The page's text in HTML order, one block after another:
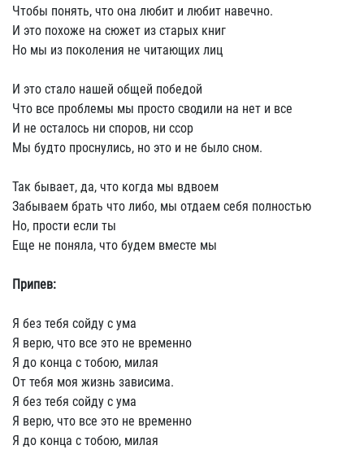
Чтобы понять, что она любит и любит навечно.
И это похоже на сюжет из старых книг
Но мы из поколения не читающих лиц
И это стало нашей общей победой
Что все проблемы мы просто сводили на нет и все
И не осталось ни споров, ни ссор
Мы будто проснулись, но это и не было сном.
Так бывает, да, что когда мы вдвоем
Забываем брать что либо, мы отдаем себя полностью
Но, прости если ты
Еще не поняла, что будем вместе мы
Припев:
Я без тебя сойду с ума
Я верю, что все это не временно
Я до конца с тобою, милая
От тебя моя жизнь зависима.
Я без тебя сойду с ума
Я верю, что все это не временно
Я до конца с тобою, милая